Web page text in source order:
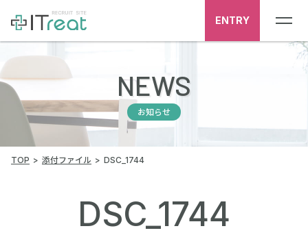
ENTRY
NEWS
お知らせ
TOP 添付ファイル DSC_1744
DSC_1744